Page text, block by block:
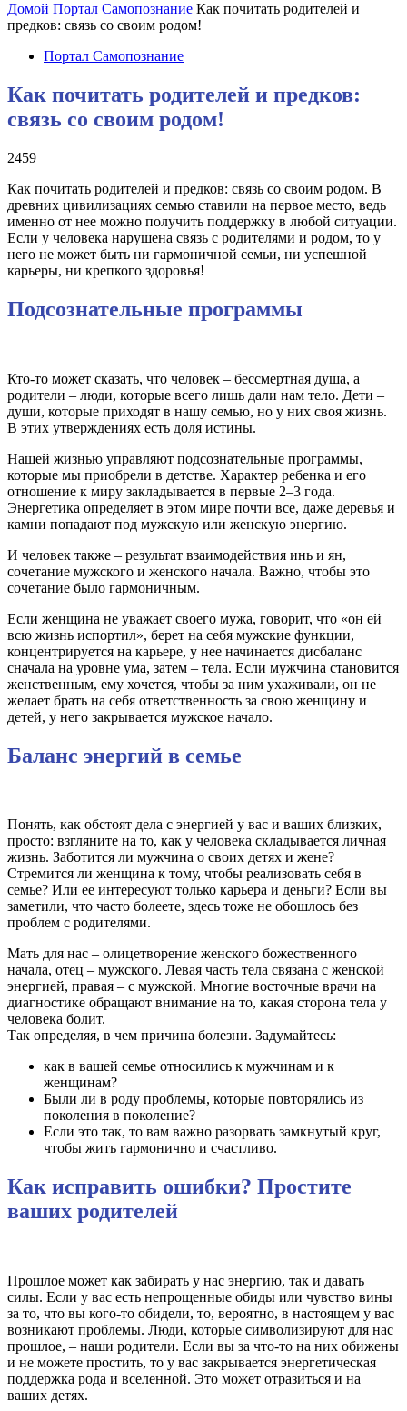
Домой Портал Самопознание Как почитать родителей и
предков: связь со своим родом!
Портал Самопознание
Как почитать родителей и предков:
связь со своим родом!
2459
Как почитать родителей и предков: связь со своим родом. В
древних цивилизациях семью ставили на первое место, ведь
именно от нее можно получить поддержку в любой ситуации.
Если у человека нарушена связь с родителями и родом, то у
него не может быть ни гармоничной семьи, ни успешной
карьеры, ни крепкого здоровья!
Подсознательные программы
Кто-то может сказать, что человек – бессмертная душа, а
родители – люди, которые всего лишь дали нам тело. Дети –
души, которые приходят в нашу семью, но у них своя жизнь.
В этих утверждениях есть доля истины.
Нашей жизнью управляют подсознательные программы,
которые мы приобрели в детстве. Характер ребенка и его
отношение к миру закладывается в первые 2–3 года.
Энергетика определяет в этом мире почти все, даже деревья и
камни попадают под мужскую или женскую энергию.
И человек также – результат взаимодействия инь и ян,
сочетание мужского и женского начала. Важно, чтобы это
сочетание было гармоничным.
Если женщина не уважает своего мужа, говорит, что «он ей
всю жизнь испортил», берет на себя мужские функции,
концентрируется на карьере, у нее начинается дисбаланс
сначала на уровне ума, затем – тела. Если мужчина становится
женственным, ему хочется, чтобы за ним ухаживали, он не
желает брать на себя ответственность за свою женщину и
детей, у него закрывается мужское начало.
Баланс энергий в семье
Понять, как обстоят дела с энергией у вас и ваших близких,
просто: взгляните на то, как у человека складывается личная
жизнь. Заботится ли мужчина о своих детях и жене?
Стремится ли женщина к тому, чтобы реализовать себя в
семье? Или ее интересуют только карьера и деньги? Если вы
заметили, что часто болеете, здесь тоже не обошлось без
проблем с родителями.
Мать для нас – олицетворение женского божественного
начала, отец – мужского. Левая часть тела связана с женской
энергией, правая – с мужской. Многие восточные врачи на
диагностике обращают внимание на то, какая сторона тела у
человека болит.
Так определяя, в чем причина болезни. Задумайтесь:
как в вашей семье относились к мужчинам и к
женщинам?
Были ли в роду проблемы, которые повторялись из
поколения в поколение?
Если это так, то вам важно разорвать замкнутый круг,
чтобы жить гармонично и счастливо.
Как исправить ошибки? Простите
ваших родителей
Прошлое может как забирать у нас энергию, так и давать
силы. Если у вас есть непрощенные обиды или чувство вины
за то, что вы кого-то обидели, то, вероятно, в настоящем у вас
возникают проблемы. Люди, которые символизируют для нас
прошлое, – наши родители. Если вы за что-то на них обижены
и не можете простить, то у вас закрывается энергетическая
поддержка рода и вселенной. Это может отразиться и на
ваших детях.